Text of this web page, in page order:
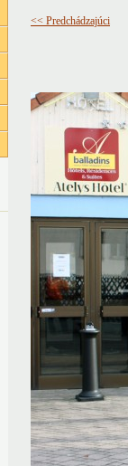
<< Predchádzajúci